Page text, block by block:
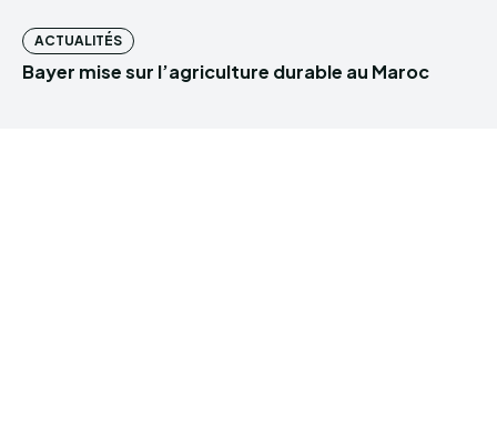
ACTUALITÉS
Bayer mise sur l’agriculture durable au Maroc